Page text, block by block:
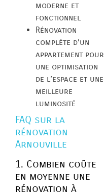
moderne et
fonctionnel
Rénovation
complète d’un
appartement pour
une optimisation
de l’espace et une
meilleure
luminosité
FAQ sur la
rénovation
Arnouville
1. Combien coûte
en moyenne une
rénovation à